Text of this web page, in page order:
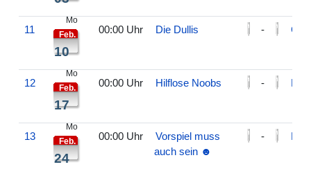
Mo
11 Feb.
10
Mo
00:00 Uhr Die Dullis -
12 Feb.
17
Mo
00:00 Uhr Hilflose Noobs - Die
13 Feb.
24
00:00 Uhr
Vorspiel muss
auch sein ☻
- Die